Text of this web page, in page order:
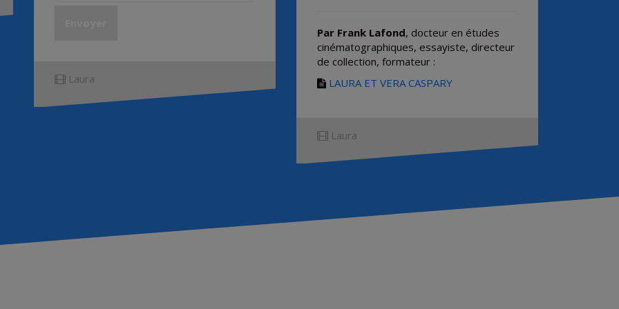
Par Frank Lafond, docteur en études
cinématographiques, essayiste, directeur
de collection, formateur :
LAURA ET VERA CASPARY
Laura
Laura